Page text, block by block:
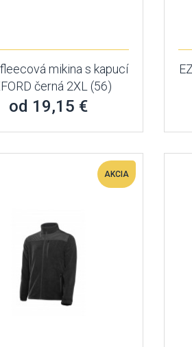
mikina s kapucí
černá 2XL (56)
od 19,15 €
AKCIA